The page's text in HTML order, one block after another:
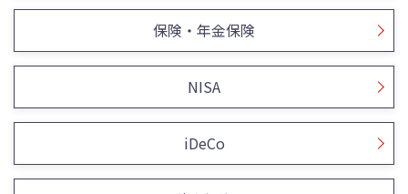
保険・年金保険
NISA
iDeCo